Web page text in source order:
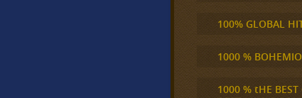
100% GLOBAL
1000 % BOHEMIO
1000 % tHE BEST